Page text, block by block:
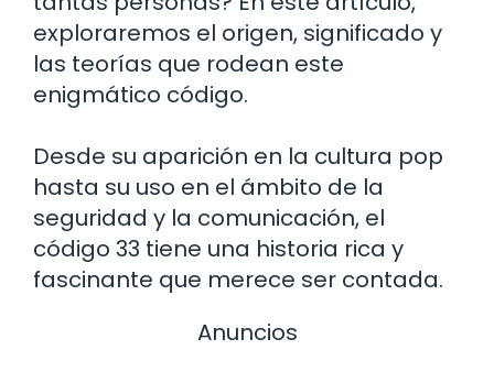
exploraremos el origen, significado y
las teorías que rodean este
enigmático código.
Desde su aparición en la cultura pop
hasta su uso en el ámbito de la
seguridad y la comunicación, el
código 33 tiene una historia rica y
fascinante que merece ser contada.
Anuncios